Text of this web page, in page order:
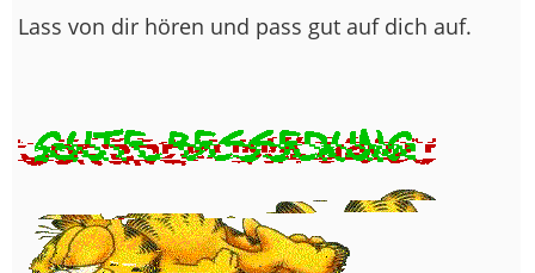
Lass von dir hören und pass gut auf dich auf.